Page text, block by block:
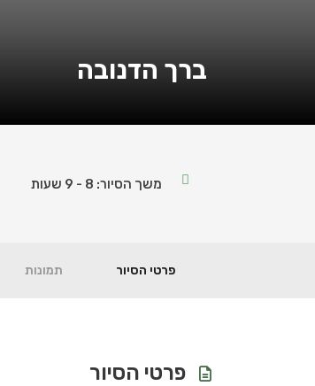
ברך הדנובה
משך הסיור: 8 - 9 שעות
פרטי הסיור תמונות
פרטי הסיור